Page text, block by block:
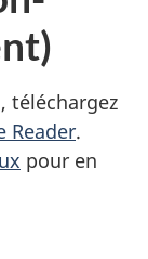
téléchargez
Reader.
pour en